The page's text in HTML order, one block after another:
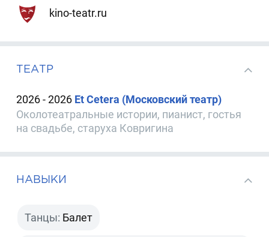
kino-teatr.ru
ТЕАТР
2026 - 2026 Et Cetera (Московский театр)
Околотеатральные истории, пианист, гостья
на свадьбе, старуха Ковригина
НАВЫКИ
Танцы: Балет